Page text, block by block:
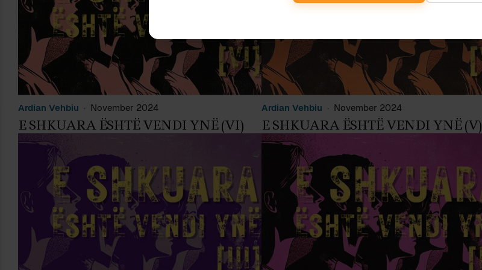
Ardian Vehbiu November 2024
E SHKUARA ËSHTË VENDI YNË (VI)
Ardian Vehbiu November 2024
E SHKUARA ËSHTË VENDI YNË (V)